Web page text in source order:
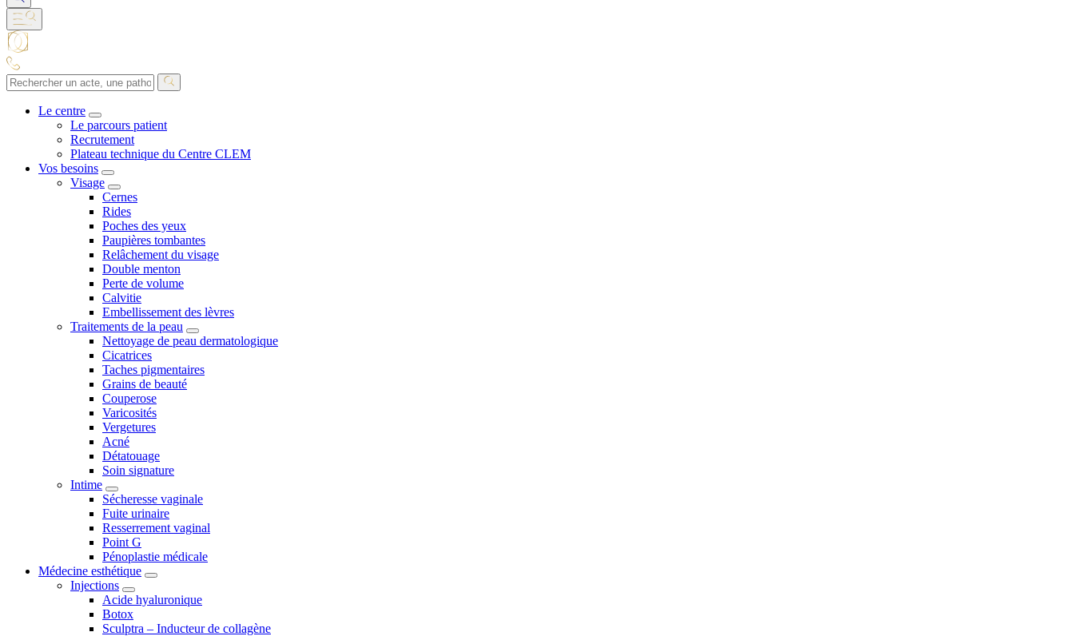
Le centre
Le parcours patient
Recrutement
Plateau technique du Centre CLEM
Vos besoins
Visage
Cernes
Rides
Poches des yeux
Paupières tombantes
Relâchement du visage
Double menton
Perte de volume
Calvitie
Embellissement des lèvres
Traitements de la peau
Nettoyage de peau dermatologique
Cicatrices
Taches pigmentaires
Grains de beauté
Couperose
Varicosités
Vergetures
Acné
Détatouage
Soin signature
Intime
Sécheresse vaginale
Fuite urinaire
Resserrement vaginal
Point G
Pénoplastie médicale
Médecine esthétique
Injections
Acide hyaluronique
Botox
Sculptra – Inducteur de collagène